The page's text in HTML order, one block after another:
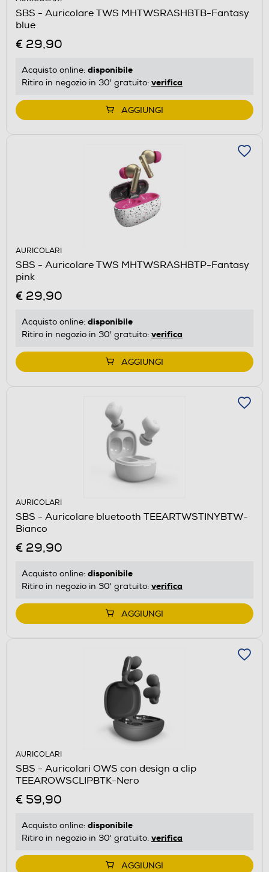
SBS - Auricolare TWS MHTWSRASHBTB-Fantasy
blue
€ 29,90
Acquisto online: disponibile
Ritiro in negozio in 30' gratuito: verifica
AGGIUNGI
AURICOLARI
SBS - Auricolare TWS MHTWSRASHBTP-Fantasy
pink
€ 29,90
Acquisto online: disponibile
Ritiro in negozio in 30' gratuito: verifica
AGGIUNGI
AURICOLARI
SBS - Auricolare bluetooth TEEARTWSTINYBTW-
Bianco
€ 29,90
Acquisto online: disponibile
Ritiro in negozio in 30' gratuito: verifica
AGGIUNGI
AURICOLARI
SBS - Auricolari OWS con design a clip
TEEAROWSCLIPBTK-Nero
€ 59,90
Acquisto online: disponibile
Ritiro in negozio in 30' gratuito: verifica
AGGIUNGI